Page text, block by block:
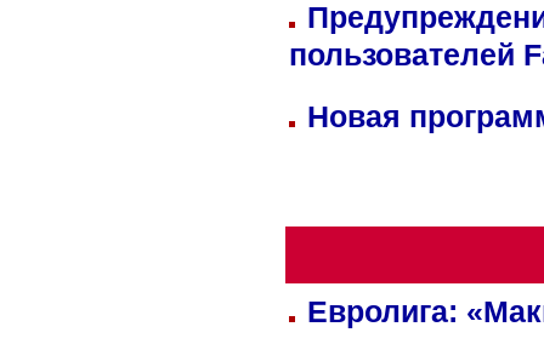
пользователей
Новая
Евролига: